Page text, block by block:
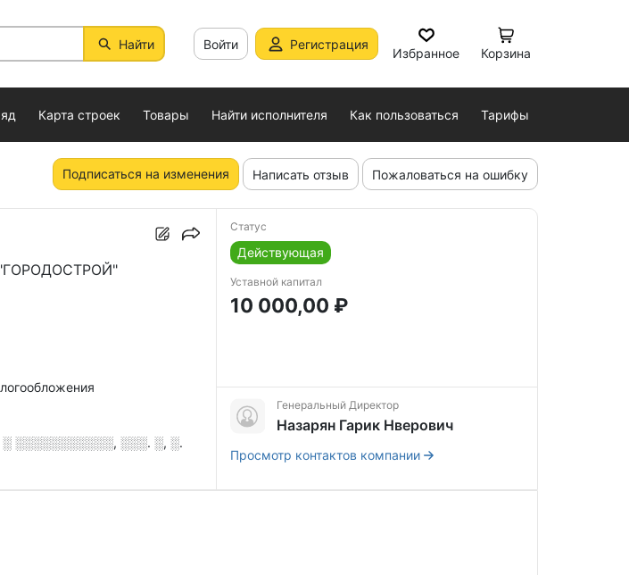
Найти Войти Регистрация
Избранное Корзина
Карта строек Товары Найти исполнителя Как пользоваться Тарифы
Подписаться на изменения Написать отзыв Пожаловаться на ошибку
░░░░░░░░░░░, ░░░. ░, ░.
Статус
Действующая
Уставной капитал
10 000,00 ₽
Генеральный Директор
Назарян Гарик Нверович
Просмотр контактов компании